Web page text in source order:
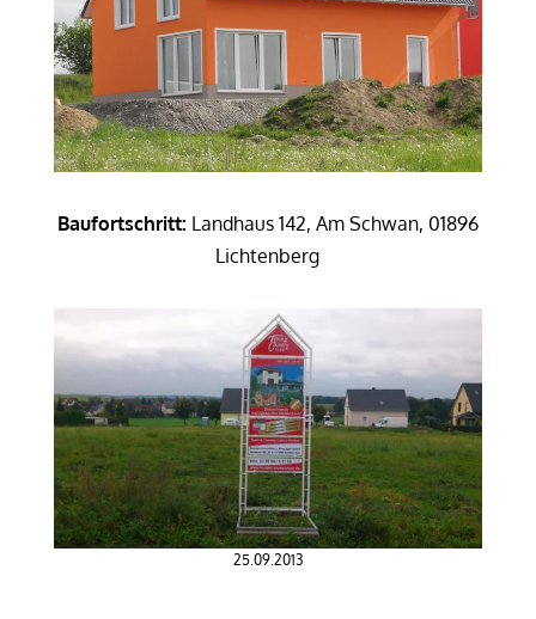
Baufortschritt: Landhaus 142, Am Schwan, 01896
Lichtenberg
25.09.2013